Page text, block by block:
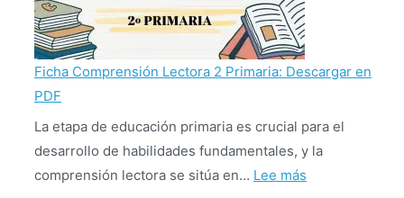
niños
de
10
a
años
Ficha Comprensión Lectora 2 Primaria: Descargar en
PDF
La etapa de educación primaria es crucial para el
desarrollo de habilidades fundamentales, y la
comprensión lectora se sitúa en… Lee más